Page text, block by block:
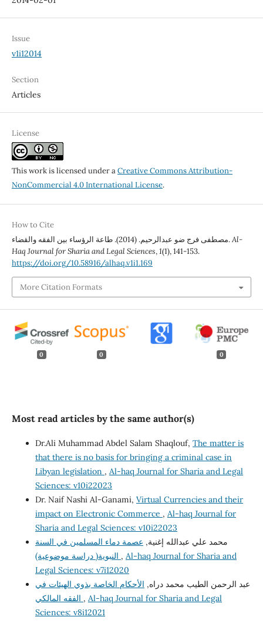
Issue
v1i12014
Section
Articles
License
This work is licensed under aCreative Commons Attribution-
NonCommercial 4.0 International License.
How to Cite
مصطفى فرج ضو عبدالرحيم. (2014). طاعة الرؤساء بين الفقه والقضاء.Al-
Haq Journal for Sharia and Legal Sciences,1(1), 141-153.
https://doi.org/10.58916/alhaq.v1i1.169
More Citation Formats
0 0 0
Most read articles by the same author(s)
Dr.Ali Muhammad Abdel Salam Shaqlouf, The matter is
that there is no basis for bringing a criminal case in
Libyan legislation , Al-haq Journal for Sharia and Legal
Sciences: v10i22023
Dr. Naif Nashi Al-Ganami, Virtual Currencies and their
impact on Electronic Commerce , Al-haq Journal for
Sharia and Legal Sciences: v10i22023
محمد علي عبدالله إغنية, عصمة دماء المسلمين في السنة
, Al-haq Journal for Sharia and
Legal Sciences: v7i12020
عبد الرحمن الطيب محمد دراه, الأحكام الخاصة بذوي الهيئات في
, Al-haq Journal for Sharia and Legal
Sciences: v8i12021